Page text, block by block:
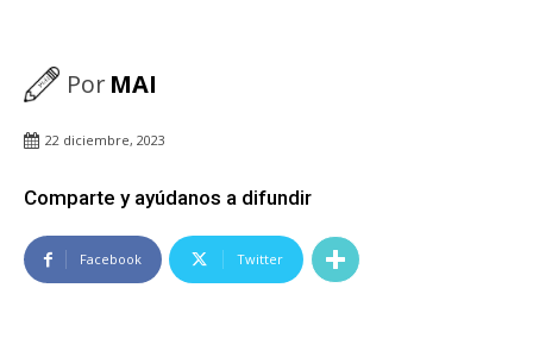
PorMAI
22 diciembre, 2023
Comparte y ayúdanos a difundir
Facebook Twitter